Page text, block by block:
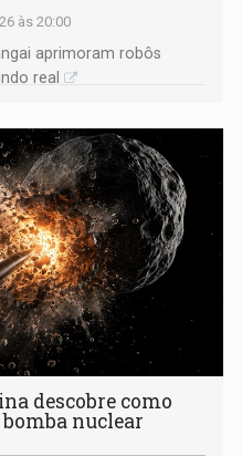
às 20:00
aprimoram robôs
real
descobre como
nuclear